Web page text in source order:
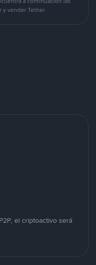
y vender Tether.
el criptoactivo será